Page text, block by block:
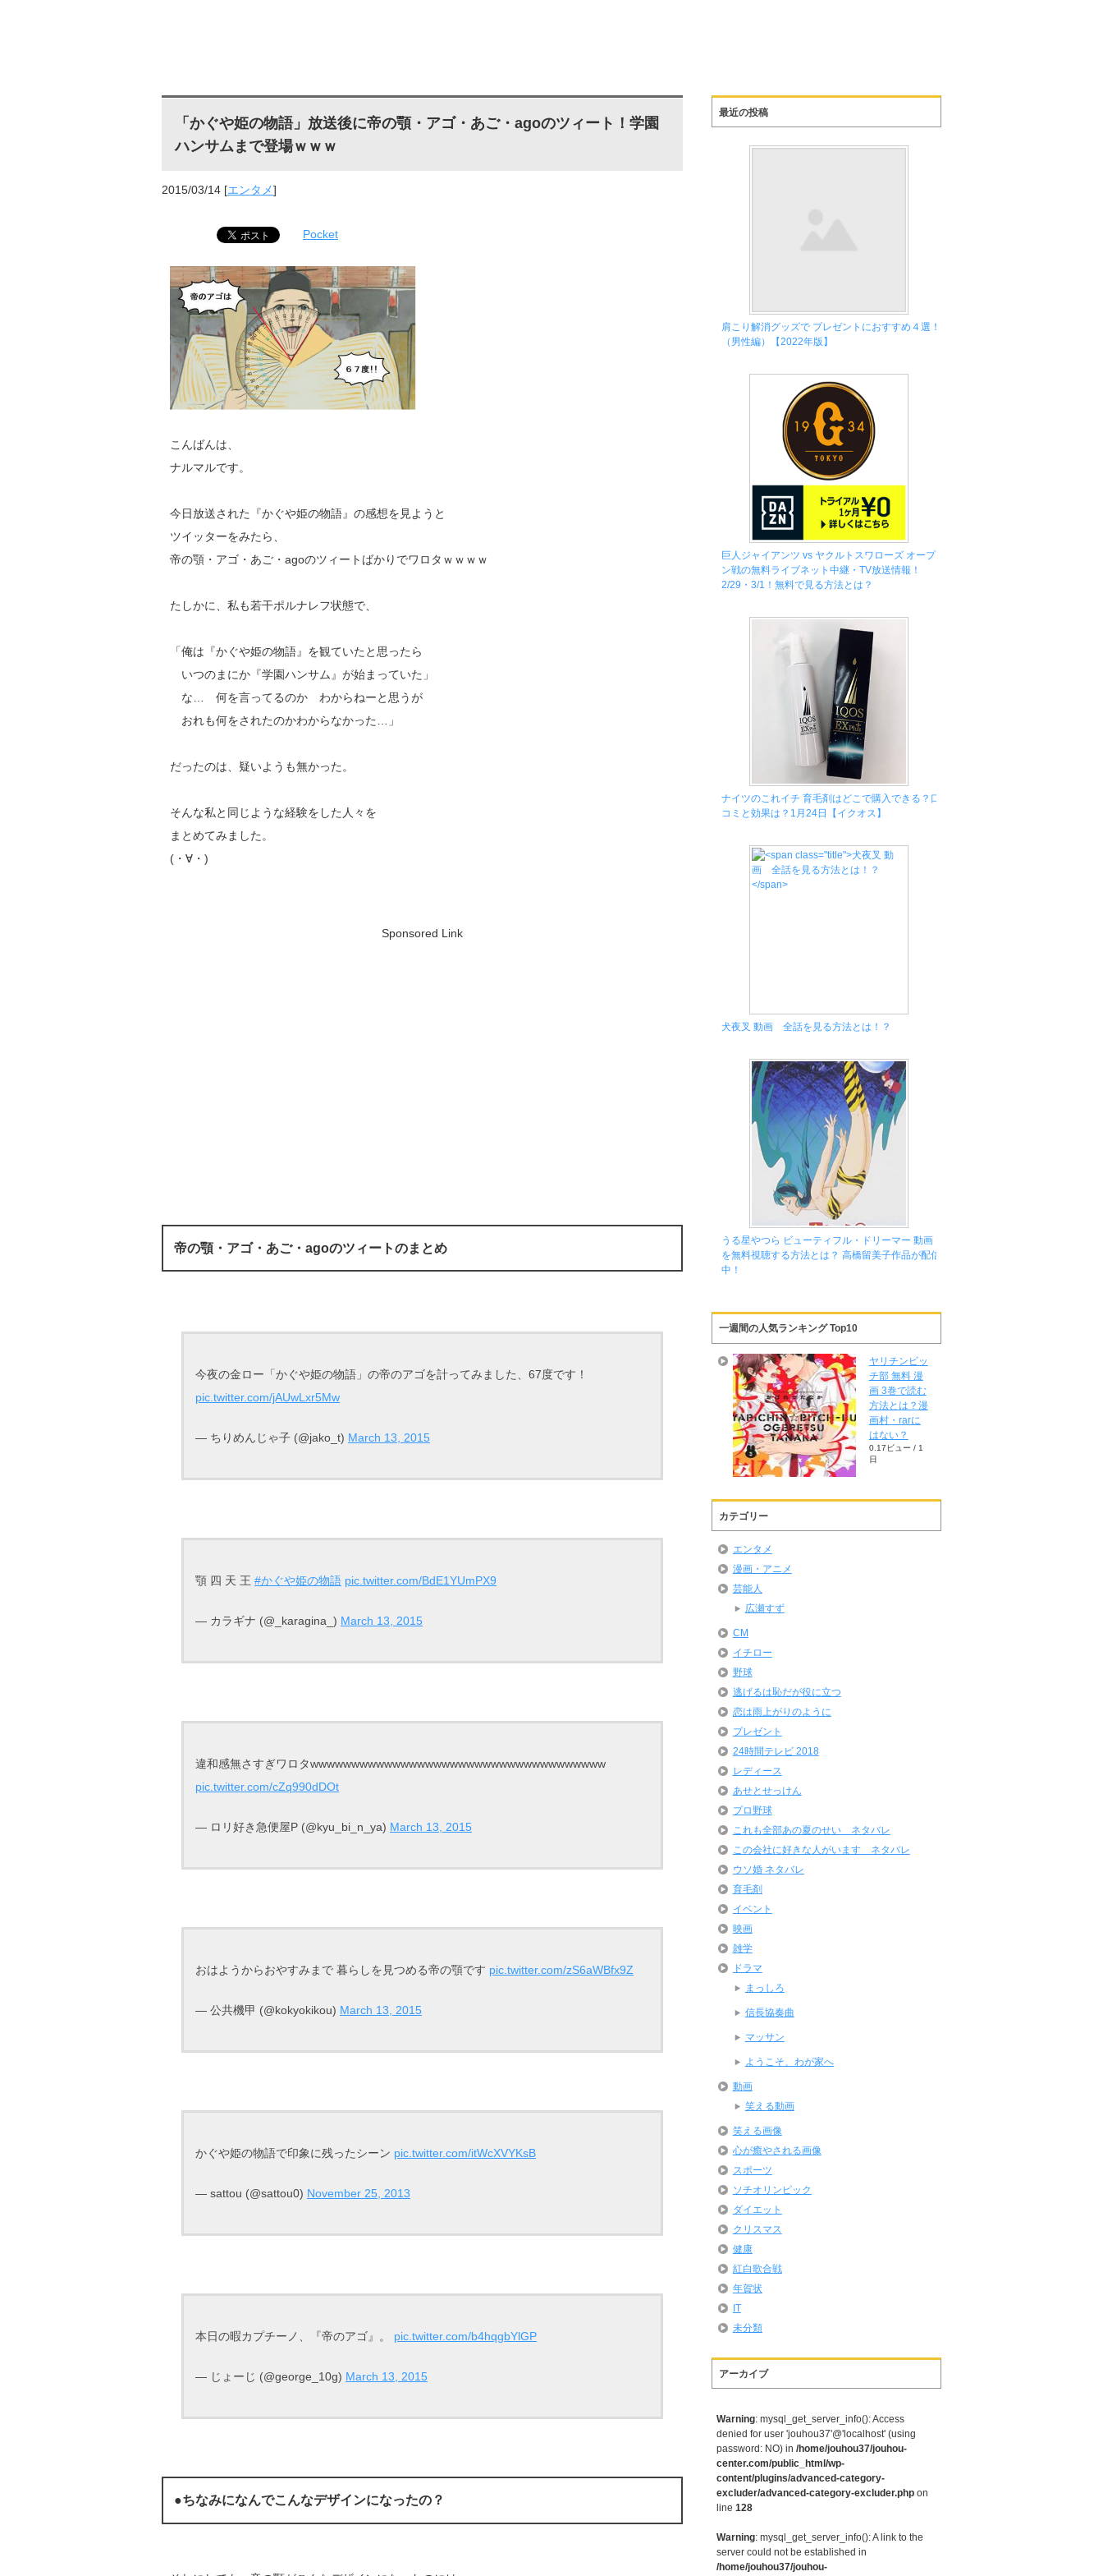
「かぐや姫の物語」放送後に帝の顎・アゴ・あご・agoのツィート！学園
ハンサムまで登場ｗｗｗ
2015/03/14 [エンタメ]
Pocket
こんばんは、
ナルマルです。
今日放送された『かぐや姫の物語』の感想を見ようと
ツイッターをみたら、
帝の顎・アゴ・あご・agoのツィートばかりでワロタｗｗｗｗ
たしかに、私も若干ポルナレフ状態で、
「俺は『かぐや姫の物語』を観ていたと思ったら
いつのまにか『学園ハンサム』が始まっていた」
な… 何を言ってるのか わからねーと思うが
おれも何をされたのかわからなかった…」
だったのは、疑いようも無かった。
そんな私と同じような経験をした人々を
まとめてみました。
(・∀・)
Sponsored Link
帝の顎・アゴ・あご・agoのツィートのまとめ
今夜の金ロー「かぐや姫の物語」の帝のアゴを計ってみました、67度です！
pic.twitter.com/jAUwLxr5Mw
— ちりめんじゃ子 (@jako_t) March 13, 2015
顎 四 天 王 #かぐや姫の物語 pic.twitter.com/BdE1YUmPX9
— カラギナ (@_karagina_) March 13, 2015
違和感無さすぎワロタwwwwwwwwwwwwwwwwwwwwwwwwwwwwwwwwwwww
pic.twitter.com/cZq990dDOt
— ロリ好き急便屋P (@kyu_bi_n_ya) March 13, 2015
おはようからおやすみまで 暮らしを見つめる帝の顎です pic.twitter.com/zS6aWBfx9Z
— 公共機甲 (@kokyokikou) March 13, 2015
かぐや姫の物語で印象に残ったシーン pic.twitter.com/itWcXVYKsB
— sattou (@sattou0) November 25, 2013
本日の暇カプチーノ、『帝のアゴ』。 pic.twitter.com/b4hqgbYlGP
— じょーじ (@george_10g) March 13, 2015
●ちなみになんでこんなデザインになったの？
最近の投稿
肩こり解消グッズで プレゼントにおすすめ４選！
（男性編）【2022年版】
巨人ジャイアンツ vs ヤクルトスワローズ オープ
ン戦の無料ライブネット中継・TV放送情報！
2/29・3/1！無料で見る方法とは？
ナイツのこれイチ 育毛剤はどこで購入できる？口
コミと効果は？1月24日【イクオス】
犬夜叉 動画 全話を見る方法とは！？
うる星やつら ビューティフル・ドリーマー 動画
を無料視聴する方法とは？ 高橋留美子作品が配信
中！
一週間の人気ランキング Top10
ヤリチンビッ
チ部 無料 漫
画 3巻で読む
方法とは？漫
画村・rarに
はない？
0.17ビュー / 1
日
カテゴリー
エンタメ
漫画・アニメ
芸能人
広瀬すず
CM
イチロー
野球
逃げるは恥だが役に立つ
恋は雨上がりのように
プレゼント
24時間テレビ 2018
レディース
あせとせっけん
プロ野球
これも全部あの夏のせい ネタバレ
この会社に好きな人がいます ネタバレ
ウソ婚 ネタバレ
育毛剤
イベント
映画
雑学
ドラマ
まっしろ
信長協奏曲
マッサン
ようこそ、わが家へ
動画
笑える動画
笑える画像
心が癒やされる画像
スポーツ
ソチオリンピック
ダイエット
クリスマス
健康
紅白歌合戦
年賀状
IT
未分類
アーカイブ
Warning: mysql_get_server_info(): Access
denied for user 'jouhou37'@'localhost' (using
password: NO) in /home/jouhou37/jouhou-
center.com/public_html/wp-
content/plugins/advanced-category-
excluder/advanced-category-excluder.phpon
line 128
Warning: mysql_get_server_info(): A link to the
server could not be established in
/home/jouhou37/jouhou-